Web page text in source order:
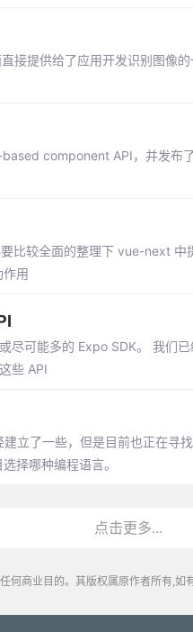
接提供给了应用开发识别图像
component API，并发
比较全面的整理下 vue-next
作用
可能多的 Expo SDK。 我们
些 API
立了一些，但是目前也正在寻
择哪种编程语言。
点击更多...
何商业目的。其版权属原作者所有,